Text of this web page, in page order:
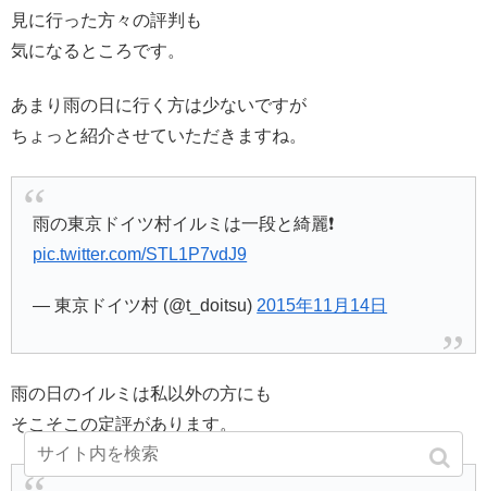
見に行った方々の評判も
気になるところです。
あまり雨の日に行く方は少ないですが
ちょっと紹介させていただきますね。
雨の東京ドイツ村イルミは一段と綺麗❗
pic.twitter.com/STL1P7vdJ9
— 東京ドイツ村 (@t_doitsu) 2015年11月14日
雨の日のイルミは私以外の方にも
そこそこの定評があります。